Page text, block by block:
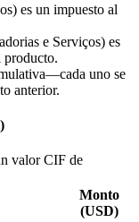
es un impuesto al
e Serviços) es
producto.
uno se
anterior.
valor CIF de
Monto
(USD)